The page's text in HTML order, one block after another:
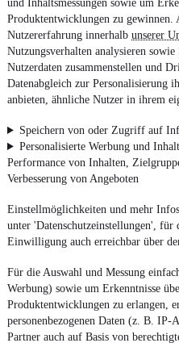
und Inhaltsmessungen sowie um
Produktentwicklungen zu gewinnen.
Nutzererfahrung innerhalb unserer
Nutzungsverhalten analysieren
Nutzerdaten zusammenstellen und
Datenabgleich zur Personalisierung
anbieten, ähnliche Nutzer in ihrem
Speichern von oder Zugriff auf
Personalisierte Werbung und
Performance von Inhalten,
Verbesserung von Angeboten
Einstellmöglichkeiten und mehr
unter 'Datenschutzeinstellungen',
Einwilligung auch erreichbar über
Für die Auswahl und Messung
Werbung) sowie um Erkenntnisse
Produktentwicklungen zu erlangen,
personenbezogenen Daten (z. B. IP-
Partner auch auf Basis von